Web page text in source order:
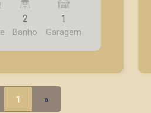
- 1 vaga de
prevista para Julho
tabelas atualizadas
Piramid tem
lançamentos da
2
Banho
1
Garagem
1 »